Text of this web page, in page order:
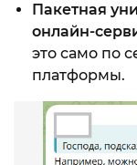
Пакетная
онлайн-
это само по
платформы.